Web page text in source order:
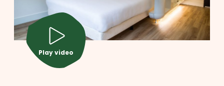
Play video